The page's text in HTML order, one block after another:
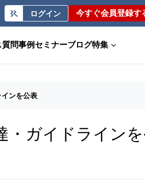
ログイン 今すぐ会員登録す
質問事例 セミナーブログ特集
ンを公表
ガイドライン